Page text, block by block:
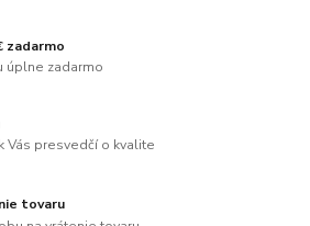
zadarmo
úplne zadarmo
Vás presvedčí o kvalite
tovaru